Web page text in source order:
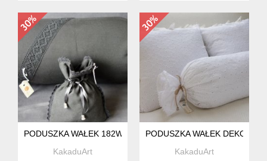
PODUSZKA WAŁEK 182WLS
KakaduArt
PODUSZKA WAŁEK
KakaduArt